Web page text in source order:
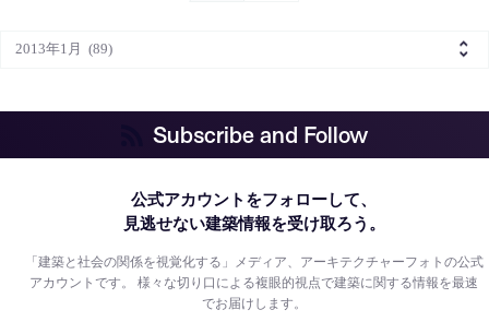
Subscribe and Follow
公式アカウントをフォローして、
見逃せない建築情報を受け取ろう。
「建築と社会の関係を視覚化する」メディア、アーキテクチャーフォトの公式
アカウントです。様々な切り口による複眼的視点で建築に関する情報を最速
でお届けします。